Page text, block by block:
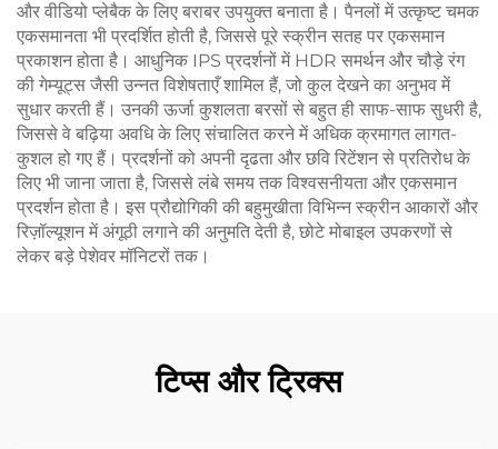
और वीडियो प्लेबैक के लिए बराबर उपयुक्त बनाता है। पैनलों में उत्कृष्ट चमक
एकसमानता भी प्रदर्शित होती है, जिससे पूरे स्क्रीन सतह पर एकसमान
प्रकाशन होता है। आधुनिक IPS प्रदर्शनों में HDR समर्थन और चौड़े रंग
की गेम्यूट्स जैसी उन्नत विशेषताएँ शामिल हैं, जो कुल देखने का अनुभव में
सुधार करती हैं। उनकी ऊर्जा कुशलता बरसों से बहुत ही साफ-साफ सुधरी है,
जिससे वे बढ़िया अवधि के लिए संचालित करने में अधिक क्रमागत लागत-
कुशल हो गए हैं। प्रदर्शनों को अपनी दृढता और छवि रिटेंशन से प्रतिरोध के
लिए भी जाना जाता है, जिससे लंबे समय तक विश्वसनीयता और एकसमान
प्रदर्शन होता है। इस प्रौद्योगिकी की बहुमुखीता विभिन्न स्क्रीन आकारों और
रिज़ॉल्यूशन में अंगूठी लगाने की अनुमति देती है, छोटे मोबाइल उपकरणों से
लेकर बड़े पेशेवर मॉनिटरों तक।
टिप्स और ट्रिक्स